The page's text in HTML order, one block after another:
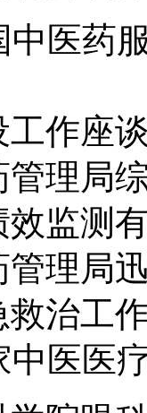
中医药
工作座
管理局
效监测
管理局
救治工
中医医